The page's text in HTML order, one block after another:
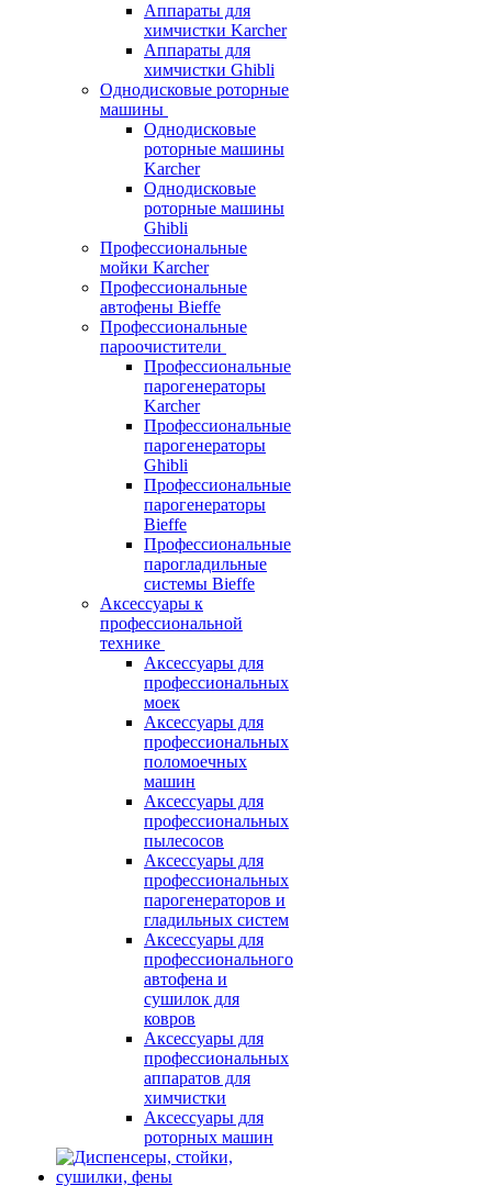
Аппараты для
химчистки Karcher
Аппараты для
химчистки Ghibli
Однодисковые роторные
машины
Однодисковые
роторные машины
Karcher
Однодисковые
роторные машины
Ghibli
Профессиональные
мойки Karcher
Профессиональные
автофены Bieffe
Профессиональные
пароочистители
Профессиональные
парогенераторы
Karcher
Профессиональные
парогенераторы
Ghibli
Профессиональные
парогенераторы
Bieffe
Профессиональные
парогладильные
системы Bieffe
Аксессуары к
профессиональной
технике
Аксессуары для
профессиональных
моек
Аксессуары для
профессиональных
поломоечных
машин
Аксессуары для
профессиональных
пылесосов
Аксессуары для
профессиональных
парогенераторов и
гладильных систем
Аксессуары для
профессионального
автофена и
сушилок для
ковров
Аксессуары для
профессиональных
аппаратов для
химчистки
Аксессуары для
роторных машин